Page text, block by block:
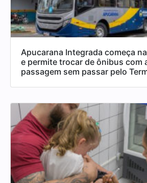
Apucarana Integrada começa
e permite trocar de ônibus com
passagem sem passar pelo